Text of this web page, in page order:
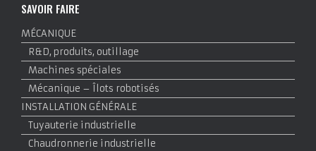
SAVOIR FAIRE
MÉCANIQUE
R&D, produits, outillage
Machines spéciales
Mécanique – Îlots robotisés
INSTALLATION GÉNÉRALE
Tuyauterie industrielle
Chaudronnerie industrielle